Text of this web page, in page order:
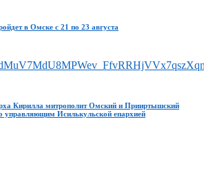
в Омске с 21 по 23 августа
Кирилла митрополит Омский и Прииртышский
управляющим Исилькульской епархией